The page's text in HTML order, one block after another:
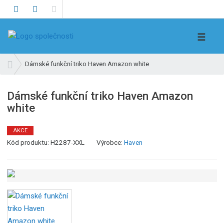
d
☰
v
d
n
s
t
n
Dámské funkční triko Haven Amazon white
Dámské funkční triko Haven Amazon
white
AKCE
Kód produktu:H2287-XXL Výrobce:Haven